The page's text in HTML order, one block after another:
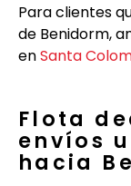
Para clientes
de Benidorm,
enSanta
Flota
envíos
hacia